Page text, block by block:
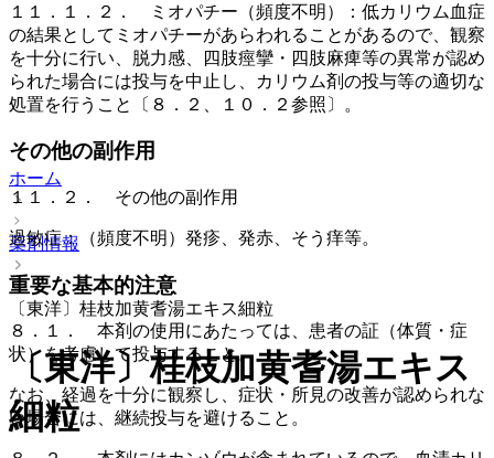
１１．１．２． ミオパチー（頻度不明）：低カリウム血症
の結果としてミオパチーがあらわれることがあるので、観察
を十分に行い、脱力感、四肢痙攣・四肢麻痺等の異常が認め
られた場合には投与を中止し、カリウム剤の投与等の適切な
処置を行うこと〔８．２、１０．２参照〕。
その他の副作用
１１．２． その他の副作用
過敏症：（頻度不明）発疹、発赤、そう痒等。
重要な基本的注意
８．１． 本剤の使用にあたっては、患者の証（体質・症
状）を考慮して投与すること。
なお、経過を十分に観察し、症状・所見の改善が認められな
い場合には、継続投与を避けること。
ホーム
薬剤情報
〔東洋〕桂枝加黄耆湯エキス細粒
〔東洋〕桂枝加黄耆湯エキス
細粒